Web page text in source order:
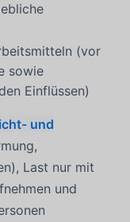
(vor
sowie
Einflüssen)
und
Last nur mit
und